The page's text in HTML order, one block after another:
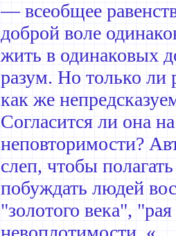
— всеобщее
доброй воле
жить в одинаковых
разум. Но только ли
как же
Согласится ли она
неповторимости?
слеп, чтобы
побуждать людей
"золотого века",